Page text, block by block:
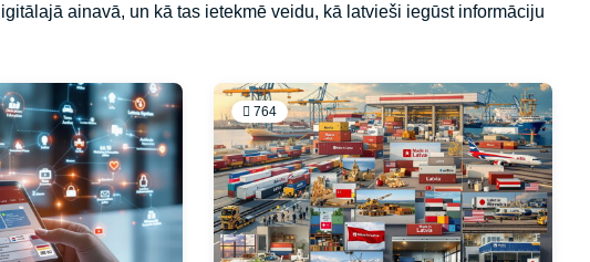
ainavā, un kā tas ietekmē veidu, kā latvieši iegūst informāciju
764